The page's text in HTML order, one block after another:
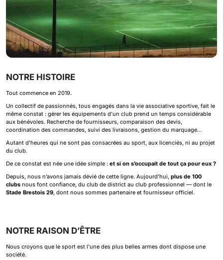
NOTRE HISTOIRE
Tout commence en 2019.
Un collectif de passionnés, tous engagés dans la vie associative sportive, fait le
même constat : gérer les équipements d’un club prend un temps considérable
aux bénévoles. Recherche de fournisseurs, comparaison des devis,
coordination des commandes, suivi des livraisons, gestion du marquage…
Autant d’heures qui ne sont pas consacrées au sport, aux licenciés, ni au projet
du club.
De ce constat est née une idée simple : et si on s’occupait de tout ça pour eux ?
Depuis, nous n’avons jamais dévié de cette ligne. Aujourd’hui, plus de 100
clubs nous font confiance, du club de district au club professionnel — dont le
Stade Brestois 29, dont nous sommes partenaire et fournisseur officiel.
NOTRE RAISON D’ÊTRE
Nous croyons que le sport est l’une des plus belles armes dont dispose une
société.